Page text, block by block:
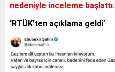
nedeniyle inceleme başlattı.
‘RTÜK’ten açıklama geldi’